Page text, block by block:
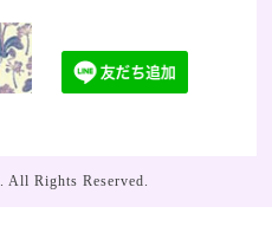
. All Rights Reserved.